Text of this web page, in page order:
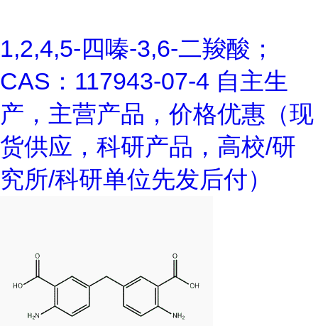
1,2,4,5-四嗪-3,6-二羧酸；
CAS：117943-07-4 自主生
产，主营产品，价格优惠（现
货供应，科研产品，高校/研
究所/科研单位先发后付）